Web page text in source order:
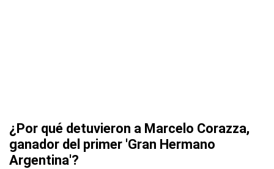
¿Por qué detuvieron a Marcelo Corazza,
ganador del primer 'Gran Hermano
Argentina'?